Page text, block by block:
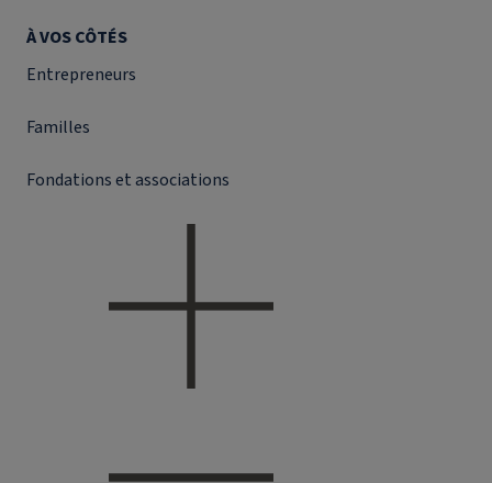
À VOS CÔTÉS
Entrepreneurs
Familles
Fondations et associations